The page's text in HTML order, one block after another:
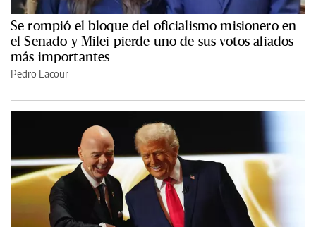
Se rompió el bloque del oficialismo misionero en
el Senado y Milei pierde uno de sus votos aliados
más importantes
Pedro Lacour